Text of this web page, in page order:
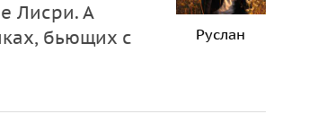
Лисри. А
бьющих с
Руслан